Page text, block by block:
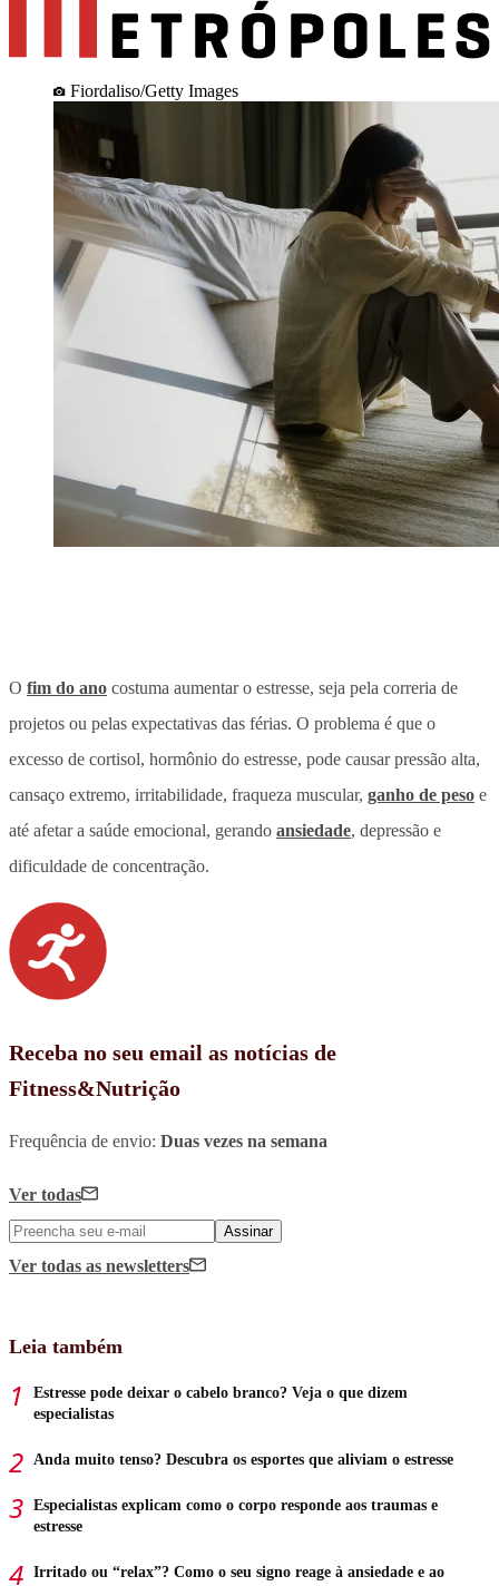
Fiordaliso/Getty Images
O fim do ano costuma aumentar o estresse, seja pela correria de
projetos ou pelas expectativas das férias. O problema é que o
excesso de cortisol, hormônio do estresse, pode causar pressão alta,
cansaço extremo, irritabilidade, fraqueza muscular, ganho de peso e
até afetar a saúde emocional, gerando ansiedade, depressão e
dificuldade de concentração.
Receba no seu email as notícias de
Fitness&Nutrição
Frequência de envio: Duas vezes na semana
Ver todas
Assinar
Ver todas as newsletters
Leia também
Estresse pode deixar o cabelo branco? Veja o que dizem
especialistas
Anda muito tenso? Descubra os esportes que aliviam o estresse
Especialistas explicam como o corpo responde aos traumas e
estresse
Irritado ou “relax”? Como o seu signo reage à ansiedade e ao